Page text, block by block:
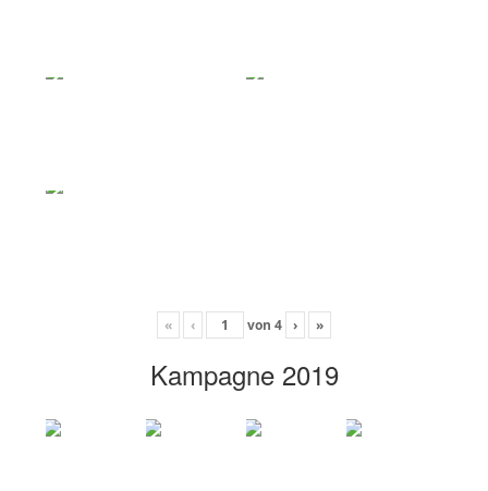
« ‹ von 4 › »
Kampagne 2019